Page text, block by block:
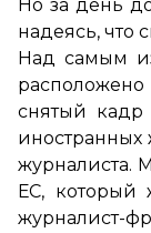
Но за день
надеясь, что
Над самым
снятый кадр
иностранных
журналиста.
ЕС, который
журналист-